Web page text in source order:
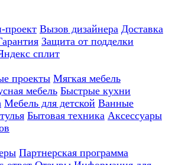
проект Вызов дизайнера Доставка
Защита от подделки
сплит
проекты Мягкая мебель
мебель Быстрые кухни
Мебель для детской Ванные
Бытовая техника Аксессуары
Партнерская программа